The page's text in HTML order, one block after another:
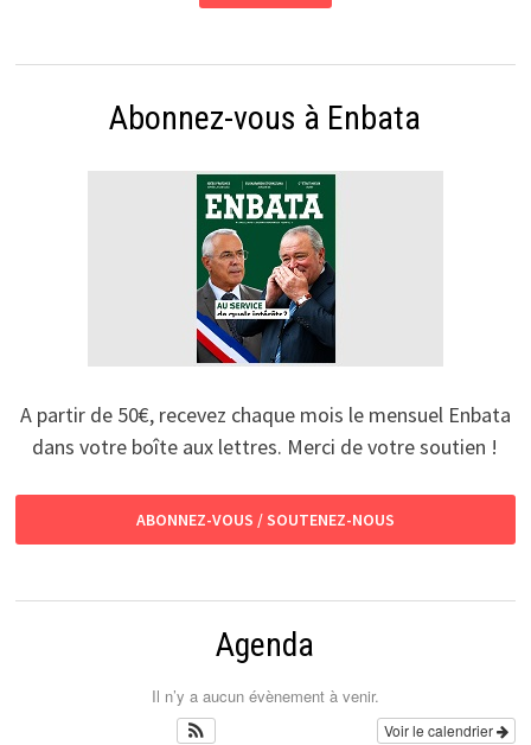
Abonnez-vous à Enbata
A partir de 50€, recevez chaque mois le mensuel Enbata
dans votre boîte aux lettres. Merci de votre soutien !
ABONNEZ-VOUS / SOUTENEZ-NOUS
Agenda
Il n’y a aucun évènement à venir.
Voir le calendrier